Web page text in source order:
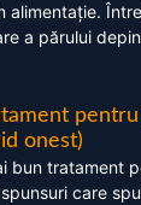
alimentație.
a părului
onest)
bun tratament
care